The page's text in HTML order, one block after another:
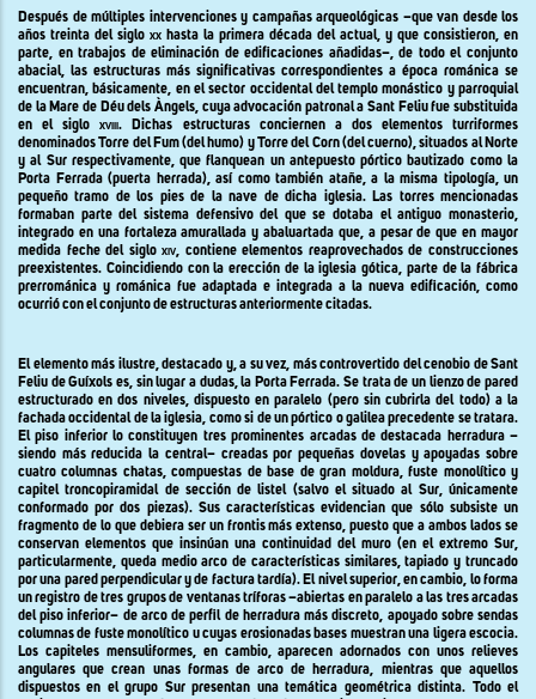
Después de múltiples intervenciones y campañas arqueológicas –que van desde los
años treinta del siglo xx hasta la primera década del actual, y que consistieron, en
parte, en trabajos de eliminación de edificaciones añadidas–, de todo el conjunto
abacial, las estructuras más significativas correspondientes a época románica se
encuentran, básicamente, en el sector occidental del templo monástico y parroquial
de la Mare de Déu dels Àngels, cuya advocación patronal a Sant Feliu fue substituida
en el sigloxviii. Dichas estructuras conciernen a dos elementos turriformes
denominados Torre del Fum (del humo) y Torre del Corn (del cuerno), situados al Norte
y al Sur respectivamente, que flanquean un antepuesto pórtico bautizado como la
Porta Ferrada(puerta herrada), así como también atañe, a la misma tipología, un
pequeño tramo de los pies de la nave de dicha iglesia. Las torres mencionadas
formaban parte del sistema defensivo del que se dotaba el antiguo monasterio,
integrado en una fortaleza amurallada y abaluartada que, a pesar de que en mayor
medida feche del sigloxiv, contiene elementos reaprovechados de construcciones
preexistentes. Coincidiendo con la erección de la iglesia gótica, parte de la fábrica
prerrománica y románica fue adaptada e integrada a la nueva edificación, como
ocurrió con el conjunto de estructuras anteriormente citadas.
El elemento más ilustre, destacado y, a su vez, más controvertido del cenobio de Sant
Feliu de Guíxols es, sin lugar a dudas,la PortaFerrada. Se trata de un lienzo de pared
estructurado en dos niveles, dispuesto en paralelo (pero sin cubrirla del todo) a la
fachada occidental de la iglesia, como si de un pórtico o galilea precedente se tratara.
El piso inferior lo constituyen tres prominentes arcadas de destacada herradura –
siendo más reducida la central– creadas por pequeñas dovelas y apoyadas sobre
cuatro columnas chatas, compuestas de base de gran moldura, fuste monolítico y
capitel troncopiramidal de sección de listel (salvo el situado al Sur, únicamente
conformado por dos piezas). Sus características evidencian que sólo subsiste un
fragmento de lo que debiera ser un frontis más extenso, puesto que a ambos lados se
conservan elementos que insinúan una continuidad del muro (en el extremo Sur,
particularmente, queda medio arco de características similares, tapiado y truncado
por una pared perpendicular y de factura tardía). El nivel superior, en cambio, lo forma
un registro de tres grupos de ventanas tríforas –abiertas en paralelo a las tres arcadas
del piso inferior– de arco de perfil de herradura más discreto, apoyado sobre sendas
columnas de fuste monolítico u cuyas erosionadas bases muestran una ligera escocia.
Los capiteles mensuliformes, en cambio, aparecen adornados con unos relieves
angulares que crean unas formas de arco de herradura, mientras que aquellos
dispuestos en el grupo Sur presentan una temática geométrica distinta. Todo el